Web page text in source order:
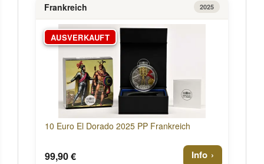
Frankreich 2025
AUSVERKAUFT
10 Euro El Dorado 2025 PP Frankreich
99,90 € Info